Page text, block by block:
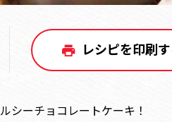
レシピを印刷
シーチョコレートケーキ！